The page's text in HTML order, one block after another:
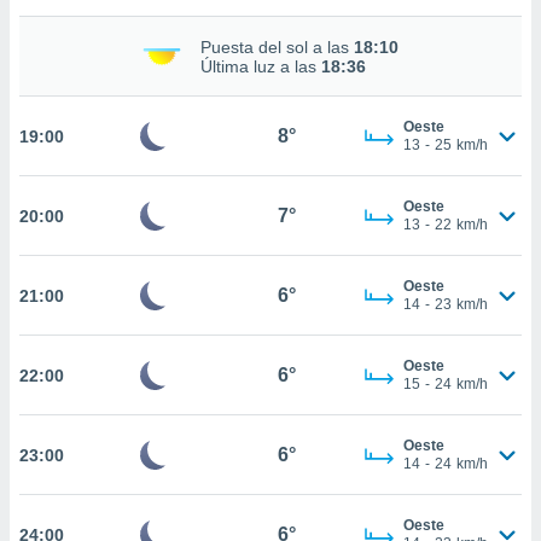
únicos
este sitio
de
traten tus
interés
Para
su
Puesta del sol a las 18:10
Última luz a las 18:36
19:00 8°
Oeste
13 - 25 km/h
20:00 7°
Oeste
13 - 22 km/h
21:00 6°
Oeste
14 - 23 km/h
22:00 6°
Oeste
15 - 24 km/h
23:00 6°
Oeste
14 - 24 km/h
24:00 6°
Oeste